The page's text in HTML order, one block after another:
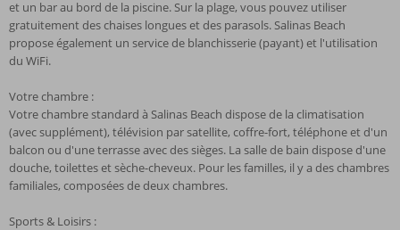
et un bar au bord de la piscine. Sur la plage, vous pouvez utiliser
gratuitement des chaises longues et des parasols. Salinas Beach
propose également un service de blanchisserie (payant) et l'utilisation
du WiFi.
Votre chambre :
Votre chambre standard à Salinas Beach dispose de la climatisation
(avec supplément), télévision par satellite, coffre-fort, téléphone et d'un
balcon ou d'une terrasse avec des sièges. La salle de bain dispose d'une
douche, toilettes et sèche-cheveux. Pour les familles, il y a des chambres
familiales, composées de deux chambres.
Sports & Loisirs :